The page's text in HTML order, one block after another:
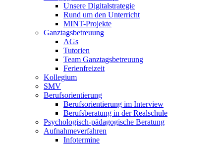
Unsere Digitalstrategie
Rund um den Unterricht
MINT-Projekte
Ganztagsbetreuung
AGs
Tutorien
Team Ganztagsbetreuung
Ferienfreizeit
Kollegium
SMV
Berufsorientierung
Berufsorientierung im Interview
Berufsberatung in der Realschule
Psychologisch-pädagogische Beratung
Aufnahmeverfahren
Infotermine